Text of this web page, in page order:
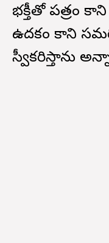
భక్తీతో పత్రం
ఉదకం కాని
స్వీకరిస్తాను